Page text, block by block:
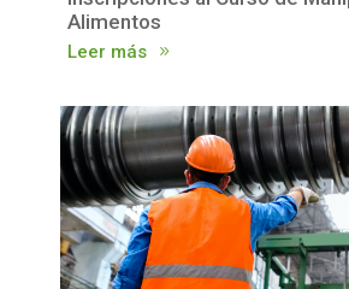
Alimentos
Leer más